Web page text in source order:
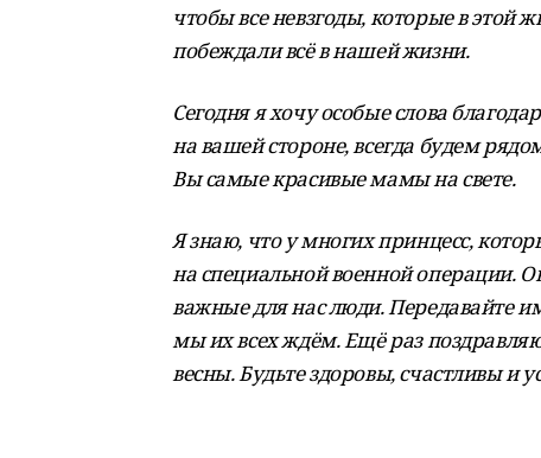
чтобы все невзгоды, которые в этой
побеждали всё в нашей жизни.
Сегодня я хочу особые слова
на вашей стороне, всегда будем
Вы самые красивые мамы на свете.
Я знаю, что у многих принцесс,
на специальной военной операции.
важные для нас люди. Передавайте
мы их всех ждём.Ещё раз
весны. Будьте здоровы, счастливы и